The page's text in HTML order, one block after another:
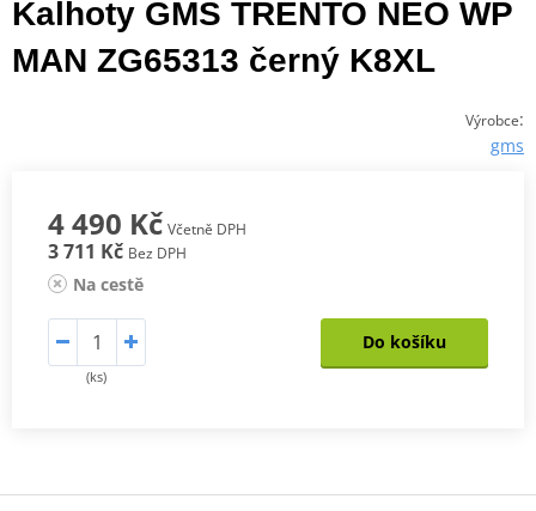
Kalhoty GMS TRENTO NEO WP
MAN ZG65313 černý K8XL
Výrobce:
gms
4 490 Kč Včetně DPH
3 711 Kč Bez DPH
Na cestě
(ks)
Do košíku